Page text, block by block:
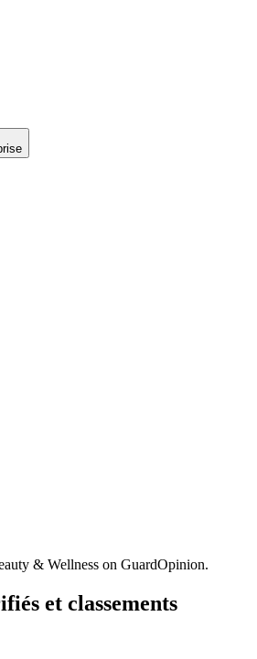
& Wellness on GuardOpinion.
et classements